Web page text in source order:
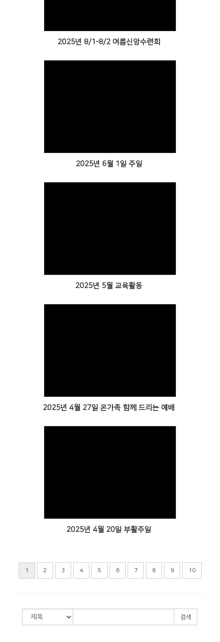
2025년 8/1-8/2 여름신앙수련회
2025년 6월 1일 주일
2025년 5월 교육활동
2025년 4월 27일 온가족 함께 드리는 예배
2025년 4월 20일 부활주일
1 2 3 4 5 6 7 8 9 10
검색